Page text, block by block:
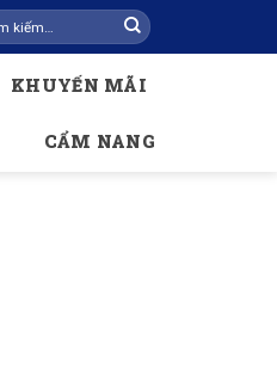
KHUYẾN MÃI
CẨM NANG